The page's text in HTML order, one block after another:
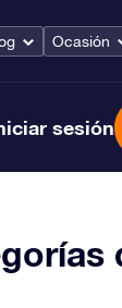
Ocasión
sesión